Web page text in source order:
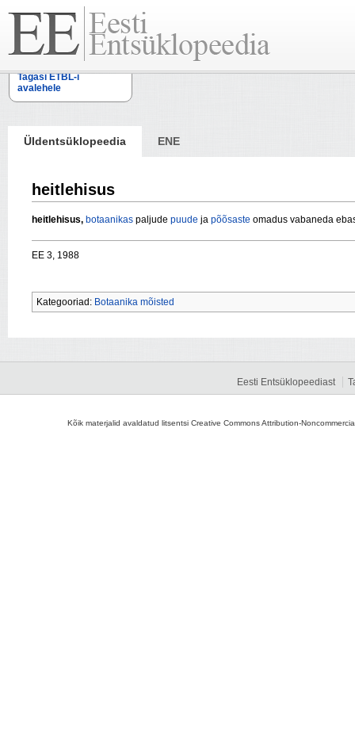
Tagasi ETBL-i
avalehele
Üldentsüklopeedia ENE
heitlehisus
heitlehisus, botaanikas paljude puude ja põõsaste omadus vabaneda
EE 3, 1988
Kategooriad: Botaanika mõisted
Eesti Entsüklopeediast
Kõik materjalid avaldatud litsentsi Creative Commons Attribution-